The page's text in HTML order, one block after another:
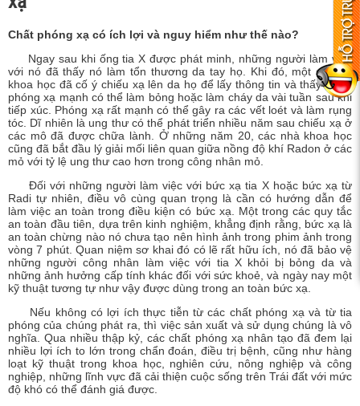
X-
Chất phóng xạ có ích lợi và nguy hiểm như thế nào?
Ngay sau khi ống tia X được phát minh, những người làm việc
với nó đã thấy nó làm tổn thương da tay họ. Khi đó, một số nhà
khoa học đã cố ý chiếu xạ lên da họ để lấy thông tin và thấy rằng,
phóng xạ mạnh có thể làm bỏng hoặc làm cháy da vài tuần sau khi
tiếp xúc. Phóng xạ rất mạnh có thể gây ra các vết loét và làm rụng
tóc. Dĩ nhiên là ung thư có thể phát triển nhiều năm sau chiếu xạ ở
các mô đã được chữa lành. Ở những năm 20, các nhà khoa học
cũng đã bắt đầu lý giải mối liên quan giữa nồng độ khí Radon ở các
mỏ với tỷ lệ ung thư cao hơn trong công nhân mỏ.
Đối với những người làm việc với bức xạ tia X hoặc bức xạ từ
Radi tự nhiên, điều vô cùng quan trọng là cần có hướng dẫn để
làm việc an toàn trong điều kiện có bức xạ. Một trong các quy tắc
an toàn đầu tiên, dựa trên kinh nghiệm, khẳng định rằng, bức xạ là
an toàn chừng nào nó chưa tạo nên hình ảnh trong phim ảnh trong
vòng 7 phút. Quan niệm sơ khai đó có lẽ rất hữu ích, nó đã bảo vệ
những người công nhân làm việc với tia X khỏi bị bỏng da và
những ảnh hưởng cấp tính khác đối với sức khoẻ, và ngày nay một
kỹ thuật tương tự như vậy được dùng trong an toàn bức xạ.
Nếu không có lợi ích thực tiễn từ các chất phóng xạ và từ tia
phóng của chúng phát ra, thì việc sản xuất và sử dụng chúng là vô
nghĩa. Qua nhiều thập kỷ, các chất phóng xạ nhân tạo đã đem lại
nhiều lợi ích to lớn trong chẩn đoán, điều trị bệnh, cũng như hàng
loạt kỹ thuật trong khoa học, nghiên cứu, nông nghiệp và công
nghiệp, những lĩnh vực đã cải thiện cuộc sống trên Trái đất với mức
độ khó có thể đánh giá được.